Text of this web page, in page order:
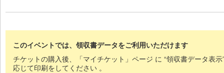
このイベントでは、領収書データをご利用いただけます
チケットの購入後、「マイチケット」ページ に “領収書データ表
応じて印刷をしてください 。